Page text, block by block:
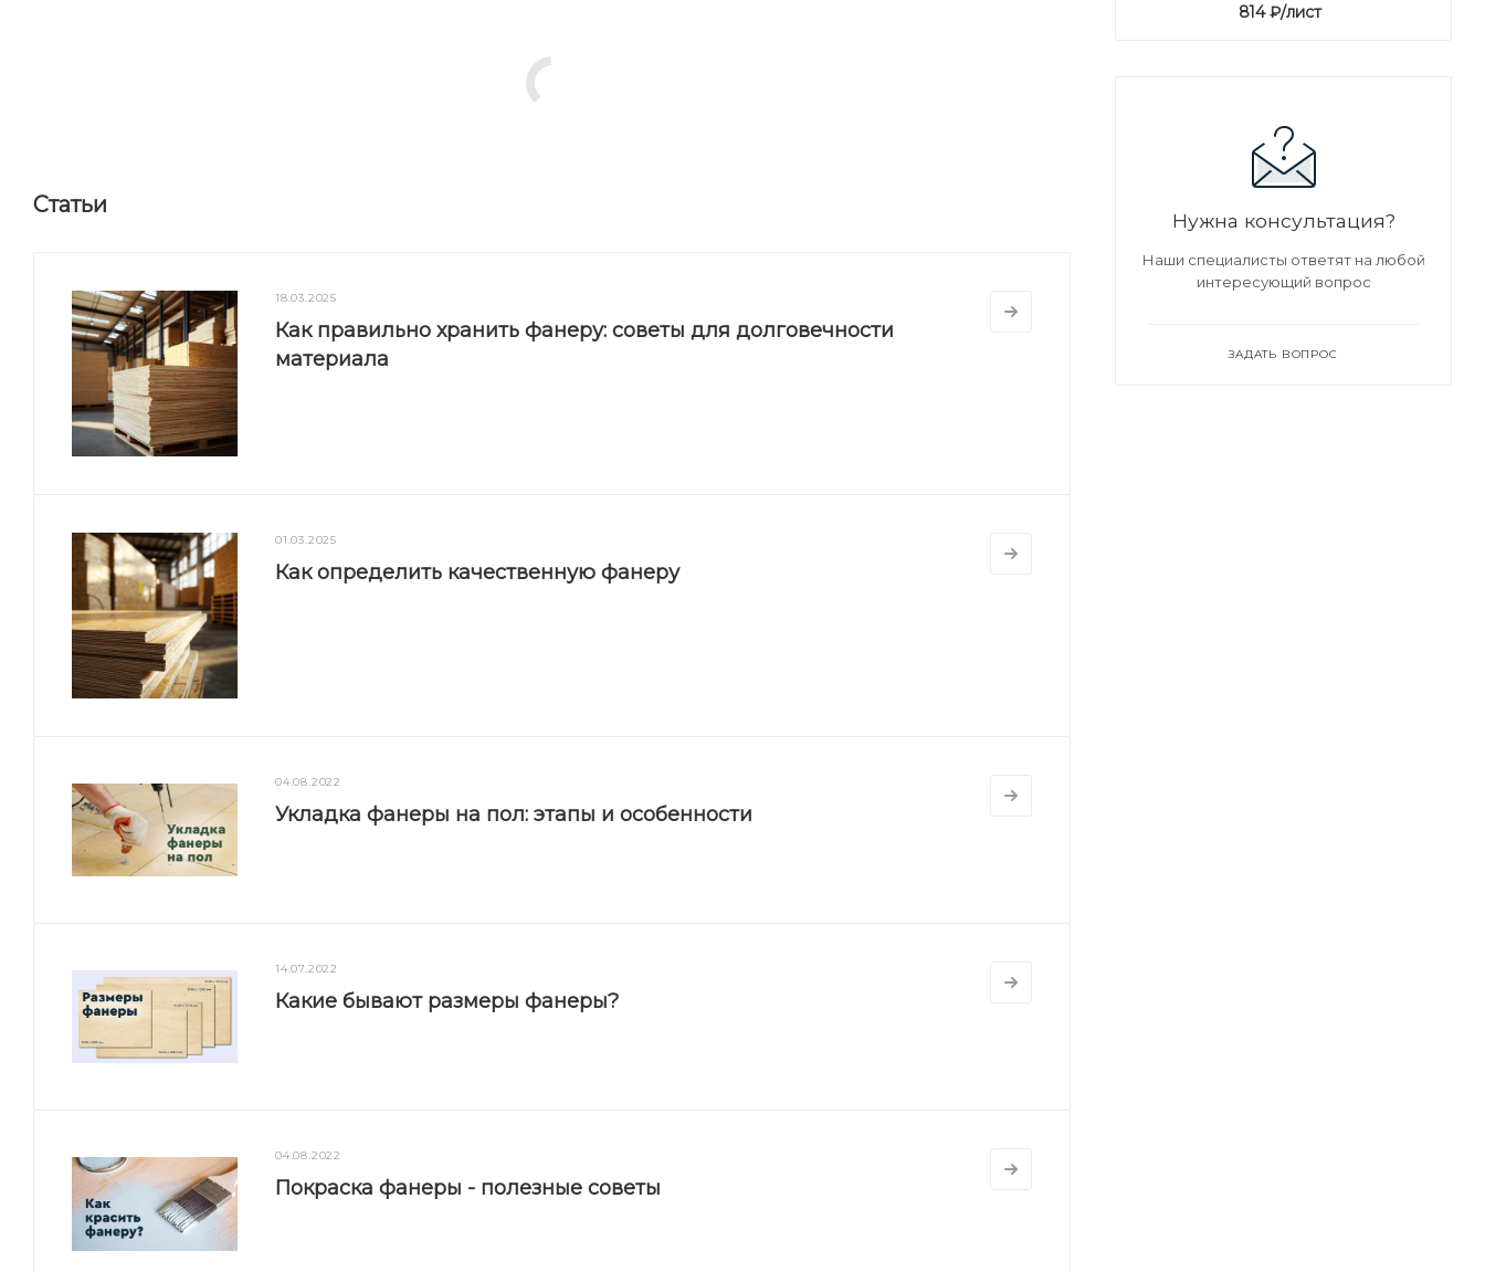
Статьи
18.03.2025
Как правильно хранить фанеру: советы для долговечности
материала
01.03.2025
Как определить качественную фанеру
04.08.2022
Укладка фанеры на пол: этапы и особенности
14.07.2022
Какие бывают размеры фанеры?
04.08.2022
Покраска фанеры - полезные советы
814₽/лист
Нужна консультация?
Наши специалисты ответят на любой
интересующий вопрос
ЗАДАТЬ ВОПРОС